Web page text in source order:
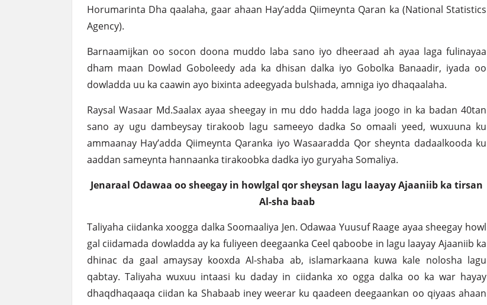
Horumarinta Dha qaalaha, gaar ahaan Hay’adda Qiimeynta Qaran ka (National Statistics
Agency).
Barnaamijkan oo socon doona muddo laba sano iyo dheeraad ah ayaa laga fulinayaa
dham maan Dowlad Goboleedy ada ka dhisan dalka iyo Gobolka Banaadir, iyada oo
dowladda uu ka caawin ayo bixinta adeegyada bulshada, amniga iyo dhaqaalaha.
Raysal Wasaar Md.Saalax ayaa sheegay in mu ddo hadda laga joogo in ka badan 40tan
sano ay ugu dambeysay tirakoob lagu sameeyo dadka So omaali yeed, wuxuuna ku
ammaanay Hay’adda Qiimeynta Qaranka iyo Wasaaradda Qor sheynta dadaalkooda ku
aaddan sameynta hannaanka tirakoobka dadka iyo guryaha Somaliya.
Jenaraal Odawaa oo sheegay in howlgal qor sheysan lagu laayay Ajaaniib ka tirsan
Al-sha baab
Taliyaha ciidanka xoogga dalka Soomaaliya Jen. Odawaa Yuusuf Raage ayaa sheegay howl
gal ciidamada dowladda ay ka fuliyeen deegaanka Ceel qaboobe in lagu laayay Ajaaniib ka
dhinac da gaal amaysay kooxda Al-shaba ab, islamarkaana kuwa kale nolosha lagu
qabtay. Taliyaha wuxuu intaasi ku daday in ciidanka xo ogga dalka oo ka war hayay
dhaqdhaqaaqa ciidan ka Shabaab iney weerar ku qaadeen deegaankan oo qiyaas ahaan